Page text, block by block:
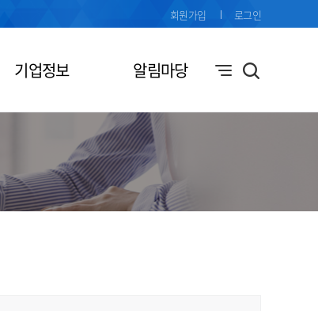
기업정보 알림마당
회원가입 로그인